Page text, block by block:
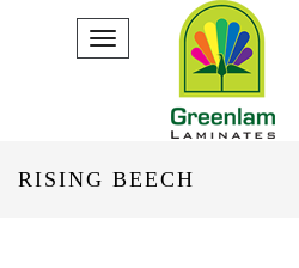
RISING BEECH